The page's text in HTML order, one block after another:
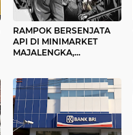
RAMPOK BERSENJATA
API DI MINIMARKET
MAJALENGKA,
TANGKAP DAN TINDAK
TEGAS